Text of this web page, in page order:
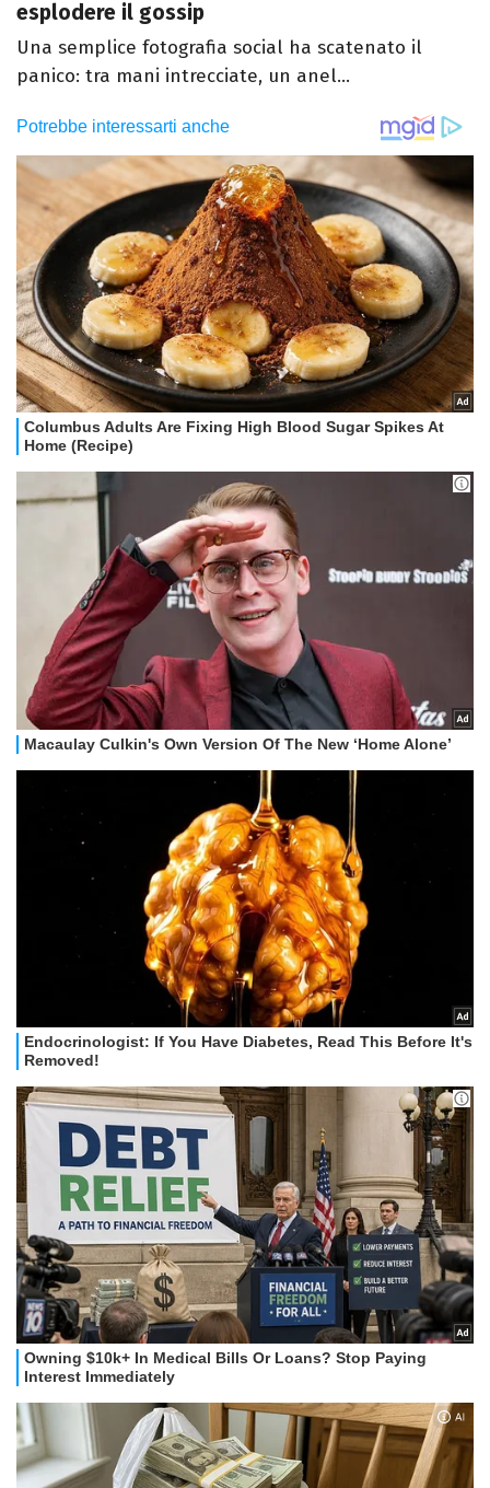
esplodere il gossip
Una semplice fotografia social ha scatenato il
panico: tra mani intrecciate, un anel...